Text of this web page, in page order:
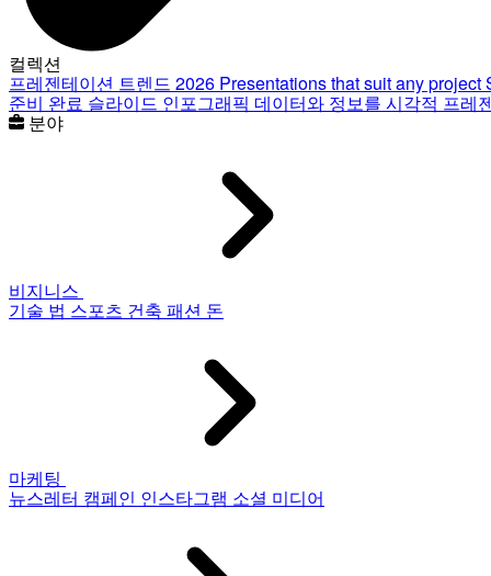
컬렉션
프레젠테이션 트렌드 2026 Presentations that suit any project
준비 완료 슬라이드 인포그래픽 데이터와 정보를 시각적 프레
분야
비지니스
기술 법 스포츠 건축 패션 돈
마케팅
뉴스레터 캠페인 인스타그램 소셜 미디어